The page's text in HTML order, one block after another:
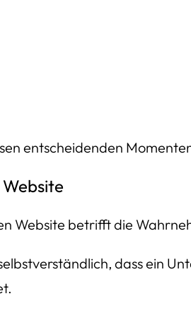
entscheidenden
Website betrifft die
dass ein